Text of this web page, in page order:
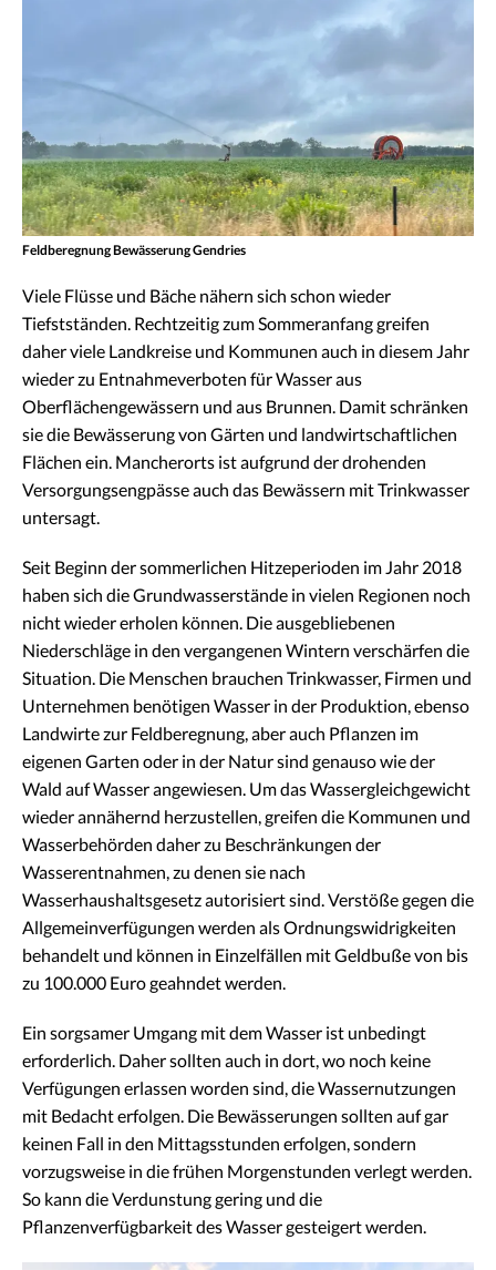
Feldberegnung Bewässerung Gendries
Viele Flüsse und Bäche nähern sich schon wieder
Tiefstständen. Rechtzeitig zum Sommeranfang greifen
daher viele Landkreise und Kommunen auch in diesem Jahr
wieder zu Entnahmeverboten für Wasser aus
Oberflächengewässern und aus Brunnen. Damit schränken
sie die Bewässerung von Gärten und landwirtschaftlichen
Flächen ein. Mancherorts ist aufgrund der drohenden
Versorgungsengpässe auch das Bewässern mit Trinkwasser
untersagt.
Seit Beginn der sommerlichen Hitzeperioden im Jahr 2018
haben sich die Grundwasserstände in vielen Regionen noch
nicht wieder erholen können. Die ausgebliebenen
Niederschläge in den vergangenen Wintern verschärfen die
Situation. Die Menschen brauchen Trinkwasser, Firmen und
Unternehmen benötigen Wasser in der Produktion, ebenso
Landwirte zur Feldberegnung, aber auch Pflanzen im
eigenen Garten oder in der Natur sind genauso wie der
Wald auf Wasser angewiesen. Um das Wassergleichgewicht
wieder annähernd herzustellen, greifen die Kommunen und
Wasserbehörden daher zu Beschränkungen der
Wasserentnahmen, zu denen sie nach
Wasserhaushaltsgesetz autorisiert sind. Verstöße gegen die
Allgemeinverfügungen werden als Ordnungswidrigkeiten
behandelt und können in Einzelfällen mit Geldbuße von bis
zu 100.000 Euro geahndet werden.
Ein sorgsamer Umgang mit dem Wasser ist unbedingt
erforderlich. Daher sollten auch in dort, wo noch keine
Verfügungen erlassen worden sind, die Wassernutzungen
mit Bedacht erfolgen. Die Bewässerungen sollten auf gar
keinen Fall in den Mittagsstunden erfolgen, sondern
vorzugsweise in die frühen Morgenstunden verlegt werden.
So kann die Verdunstung gering und die
Pflanzenverfügbarkeit des Wasser gesteigert werden.